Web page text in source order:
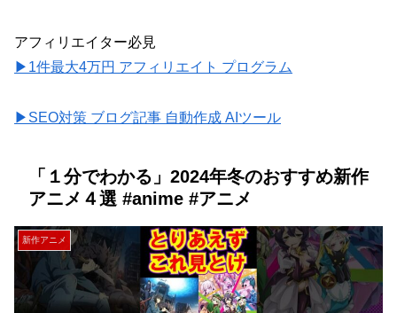
アフィリエイター必見
▶1件最大4万円 アフィリエイト プログラム
▶SEO対策 ブログ記事 自動作成 AIツール
「１分でわかる」2024年冬のおすすめ新作
アニメ４選 #anime #アニメ
新作アニメ